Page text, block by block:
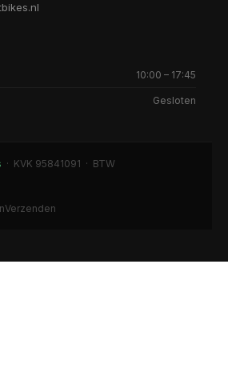
10:00 – 17:45
Gesloten
· KVK 95841091 · BTW
Verzenden